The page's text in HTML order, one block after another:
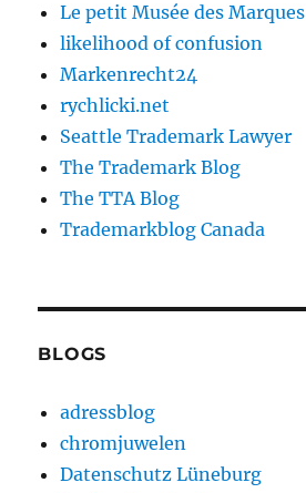
Le petit Musée des Marques
likelihood of confusion
Markenrecht24
rychlicki.net
Seattle Trademark Lawyer
The Trademark Blog
The TTA Blog
Trademarkblog Canada
BLOGS
adressblog
chromjuwelen
Datenschutz Lüneburg